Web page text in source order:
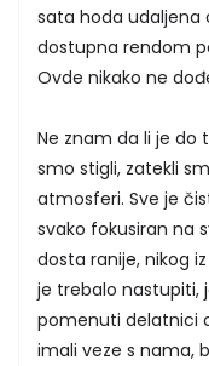
sata hoda udaljena
dostupna rendom
Ovde nikako ne
Ne znam da li je do
smo stigli, zatekli
atmosferi. Sve je
svako fokusiran na
dosta ranije, nikog
je trebalo nastupiti,
pomenuti delatnici
imali veze s nama,